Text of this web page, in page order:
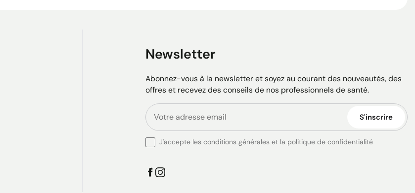
Newsletter
Abonnez-vous à la newsletter et soyez au courant des nouveautés, des
offres et recevez des conseils de nos professionnels de santé.
S'inscrire
J'accepte les conditions générales et la politique de confidentialité